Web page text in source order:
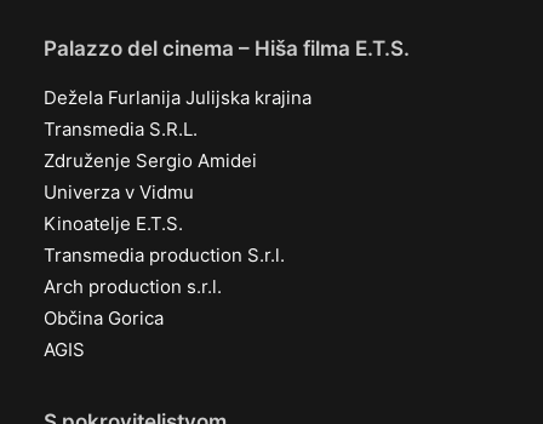
Palazzo del cinema – Hiša filma E.T.S.
Dežela Furlanija Julijska krajina
Transmedia S.R.L.
Združenje Sergio Amidei
Univerza v Vidmu
Kinoatelje E.T.S.
Transmedia production S.r.l.
Arch production s.r.l.
Občina Gorica
AGIS